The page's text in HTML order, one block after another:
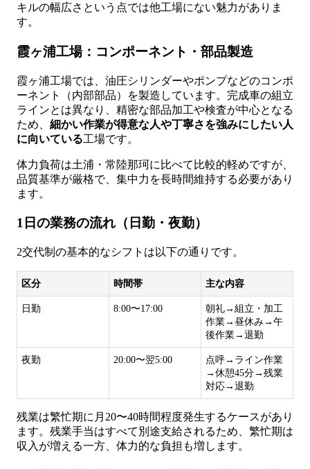
キルの幅広さという点では他工場にない魅力がありま
す。
霞ヶ浦工場：コンポーネント・部品製造
霞ヶ浦工場では、油圧シリンダーやポンプなどのコンポ
ーネント（内部部品）を製造しています。完成車の組立
ラインとは異なり、精密な部品加工や検査が中心となる
ため、 細かい作業が得意な人や丁寧さを強みにしたい人
に向いている工場です。
体力負荷は土浦・常陸那珂に比べて比較的軽めですが、
品質基準が厳格で、集中力を長時間維持する必要があり
ます。
1日の業務の流れ（日勤・夜勤）
2交代制の基本的なシフトは以下の通りです。
区分 時間帯 主な内容
日勤 8:00〜17:00
朝礼→組立・加工
作業→昼休み→午
後作業→退勤
夜勤 20:00〜翌5:00
点呼→ライン作業
→休憩45分→残業
対応→退勤
残業は繁忙期に月20〜40時間程度発生するケースがあり
ます。残業手当はすべて別途支給されるため、繁忙期は
収入が増える一方、体力的な負担も増します。